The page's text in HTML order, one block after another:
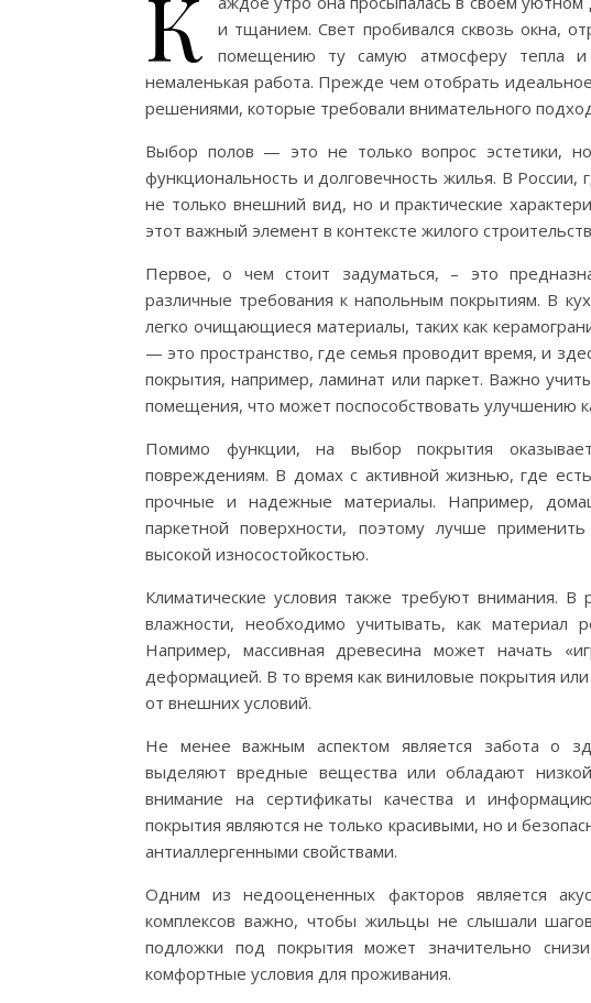
К
и тщанием. Свет пробивался сквозь окна,
помещению ту самую атмосферу тепла
немаленькая работа. Прежде чем отобрать
решениями, которые требовали внимательного
Выбор полов — это не только вопрос эстетики,
функциональность и долговечность жилья. В
не только внешний вид, но и практические
этот важный элемент в контексте жилого
Первое, о чем стоит задуматься, – это
различные требования к напольным покрытиям. В
легко очищающиеся материалы, таких как
— это пространство, где семья проводит время, и
покрытия, например, ламинат или паркет. Важно
помещения, что может поспособствовать улучшению
Помимо функции, на выбор покрытия
повреждениям. В домах с активной жизнью, где
прочные и надежные материалы. Например,
паркетной поверхности, поэтому лучше
высокой износостойкостью.
Климатические условия также требуют внимания.
влажности, необходимо учитывать, как материал
Например, массивная древесина может начать
деформацией. В то время как виниловые покрытия
от внешних условий.
Не менее важным аспектом является забота о
выделяют вредные вещества или обладают
внимание на сертификаты качества и
покрытия являются не только красивыми, но и
антиаллергенными свойствами.
Одним из недооцененных факторов является
комплексов важно, чтобы жильцы не слышали
подложки под покрытия может значительно
комфортные условия для проживания.